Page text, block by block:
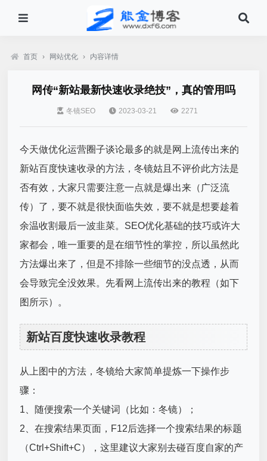
首页 › 网站优化 › 内容详情
网传“新站最新快速收录绝技”，真的管用吗
冬镜SEO 2023-03-21 2271
今天做优化运营圈子谈论最多的就是网上流传出来的
新站百度快速收录的方法，冬镜姑且不评价此方法是
否有效，大家只需要注意一点就是爆出来（广泛流
传）了，要不就是很快面临失效，要不就是想要趁着
余温收割最后一波韭菜。SEO优化基础的技巧或许大
家都会，唯一重要的是在细节性的掌控，所以虽然此
方法爆出来了，但是不排除一些细节的没点透，从而
会导致完全没效果。先看网上流传出来的教程（如下
图所示）。
新站百度快速收录教程
从上图中的方法，冬镜给大家简单提炼一下操作步
骤：
1、随便搜索一个关键词（比如：冬镜）；
2、在搜索结果页面，F12后选择一个搜索结果的标题
（Ctrl+Shift+C），这里建议大家别去碰百度自家的产